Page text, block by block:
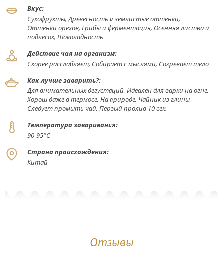
Вкус:
Сухофрукты, Древесность и землистые оттенки,
Оттенки орехов, Грибы и ферментация, Осенняя листва и
подлесок, Шоколадность
Действие чая на организм:
Скорее расслабляет, Собирает с мыслями, Согревает тело
Как лучше заварить?:
Для внимательных дегустаций, Идеален для варки на огне,
Хорош даже в термосе, На природе, Чайник из глины,
Следует промыть чай, Первый пролив 10 сек.
Температура заваривания:
90-95°С
Страна происхождения:
Китай
Отзывы